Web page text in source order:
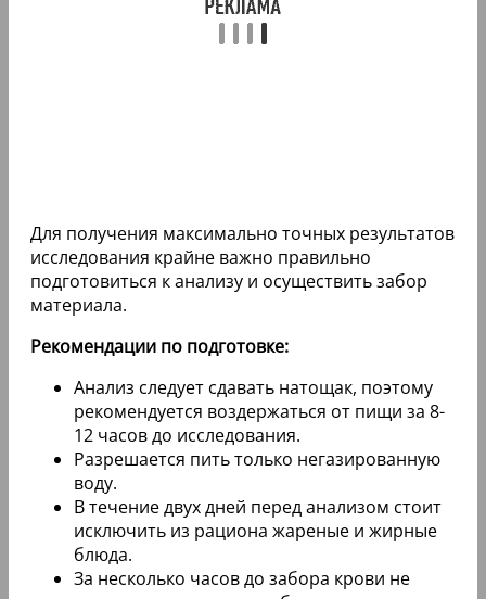
Для получения максимально точных результатов
исследования крайне важно правильно
подготовиться к анализу и осуществить забор
материала.
Рекомендации по подготовке:
Анализ следует сдавать натощак, поэтому
рекомендуется воздержаться от пищи за 8-
12 часов до исследования.
Разрешается пить только негазированную
воду.
В течение двух дней перед анализом стоит
исключить из рациона жареные и жирные
блюда.
За несколько часов до забора крови не